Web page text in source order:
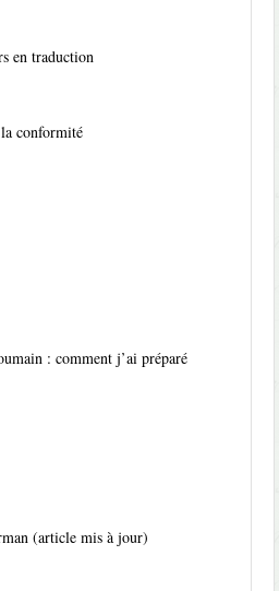
en traduction
conformité
: comment j’ai préparé
(article mis à jour)